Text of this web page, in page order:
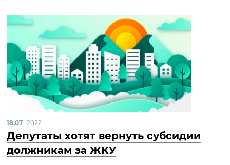
18.07 2022
Депутаты хотят вернуть субсидии
должникам за ЖКУ